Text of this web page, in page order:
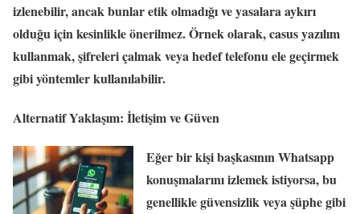
izlenebilir, ancak bunlar etik olmadığı ve yasalara aykırı
olduğu için kesinlikle önerilmez. Örnek olarak, casus yazılım
kullanmak, şifreleri çalmak veya hedef telefonu ele geçirmek
gibi yöntemler kullanılabilir.
Alternatif Yaklaşım: İletişim ve Güven
Eğer bir kişi başkasının Whatsapp
konuşmalarını izlemek istiyorsa, bu
genellikle güvensizlik veya şüphe gibi